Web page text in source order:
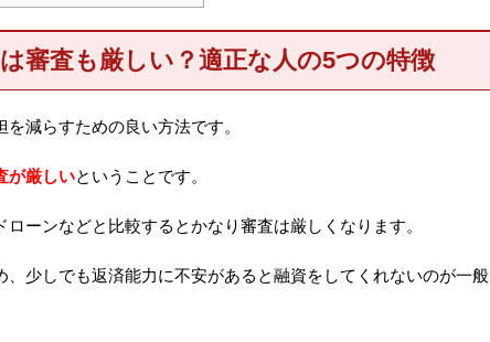
審査も厳しい？適正な人の5つの特徴
減らすための良い方法です。
が厳しいということです。
ーンなどと比較するとかなり審査は厳しくなります。
少しでも返済能力に不安があると融資をしてくれないのが一般